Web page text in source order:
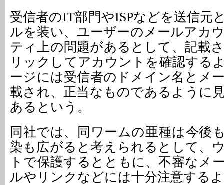
受信者のIT部門やISPなどを送信元
ルを装い、ユーザーのメールアカ
ティ上の問題があるとして、記載
リックしてアカウントを確認する
ージには受信者のドメイン名とメ
載され、正当なものであるように
あるという。
同社では、同ワームの亜種は今後
染も広がると考えられるとして、
トで保護するとともに、不審なメ
ルやリンクなどには十分注意する